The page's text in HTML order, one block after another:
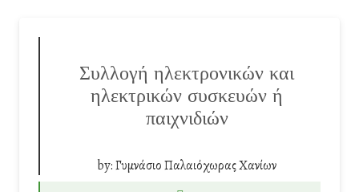
Συλλογή ηλεκτρονικών και
ηλεκτρικών συσκευών ή
παιχνιδιών
by:Γυμνάσιο Παλαιόχωρας Χανίων